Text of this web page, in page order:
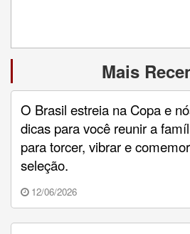
Mais
O Brasil estreia na Copa e
dicas para você reunir a
para torcer, vibrar e
seleção.
12/06/2026